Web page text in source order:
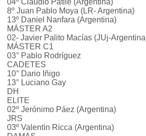
04º Claudio Patile (Argentina)
8º Juan Pablo Moya (LR- Argentina)
13º Daniel Nanfara (Argentina)
MÁSTER A2
02- Javier Palito Macías (JUj-
MÁSTER C1
03° Pablo Rodríguez
CADETES
10° Dario Iñigo
13° Luciano Gay
DH
ELITE
02º Jerónimo Páez (Argentina)
JRS
03º Valentìn Ricca (Argentina)